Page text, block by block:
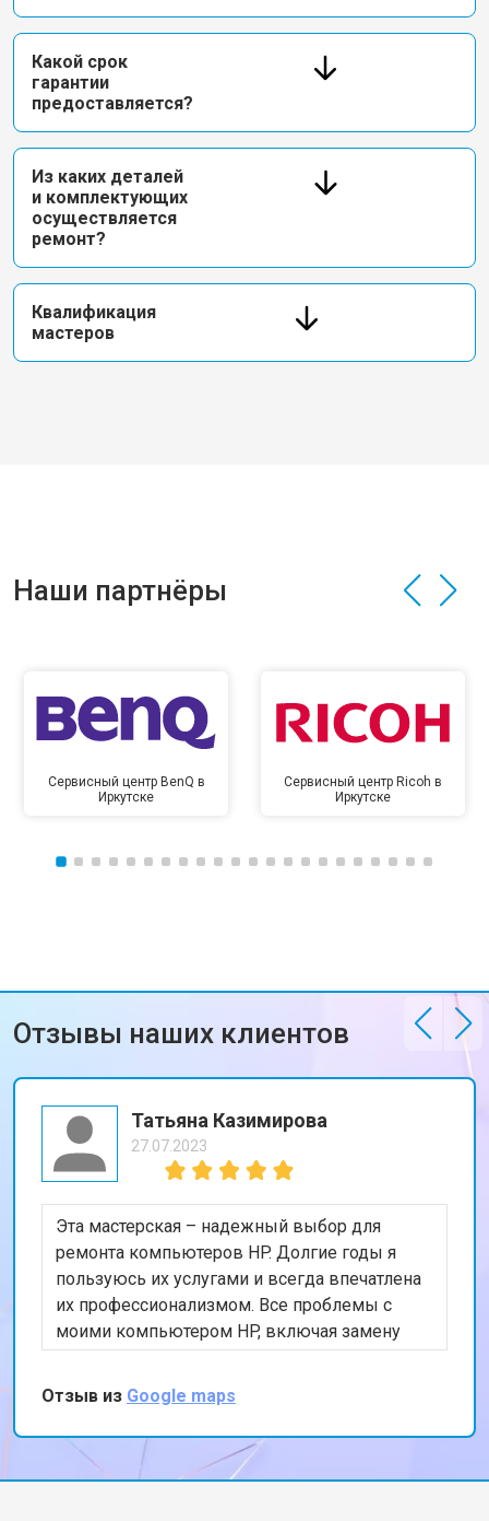
Какой срок
гарантии
предоставляется?
Из каких деталей
и комплектующих
осуществляется
ремонт?
Квалификация
мастеров
Наши партнёры
Сервисный центр BenQ в
Иркутске
Сервисный центр Ricoh в
Иркутске
Отзывы наших клиентов
Татьяна Казимирова
27.07.2023
Эта мастерская – надежный выбор для
ремонта компьютеров HP. Долгие годы я
пользуюсь их услугами и всегда впечатлена
их профессионализмом. Все проблемы с
моими компьютером HP, включая замену
жесткого диска и модернизацию памяти,
были решены быстро и эффективно.
Благодарю за отличную работу!
Отзыв из Google maps